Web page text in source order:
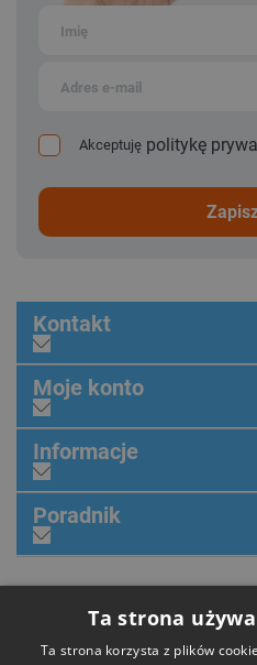
Akceptuję politykę
Kontakt
Moje konto
Informacje
Poradnik
Ta strona
Ta strona korzysta z plików